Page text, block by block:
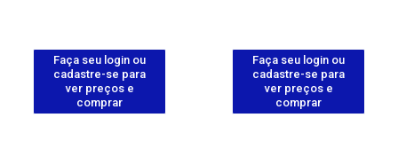
Faça seu login ou
cadastre-se para
ver preços e
comprar
Faça seu login ou
cadastre-se para
ver preços e
comprar